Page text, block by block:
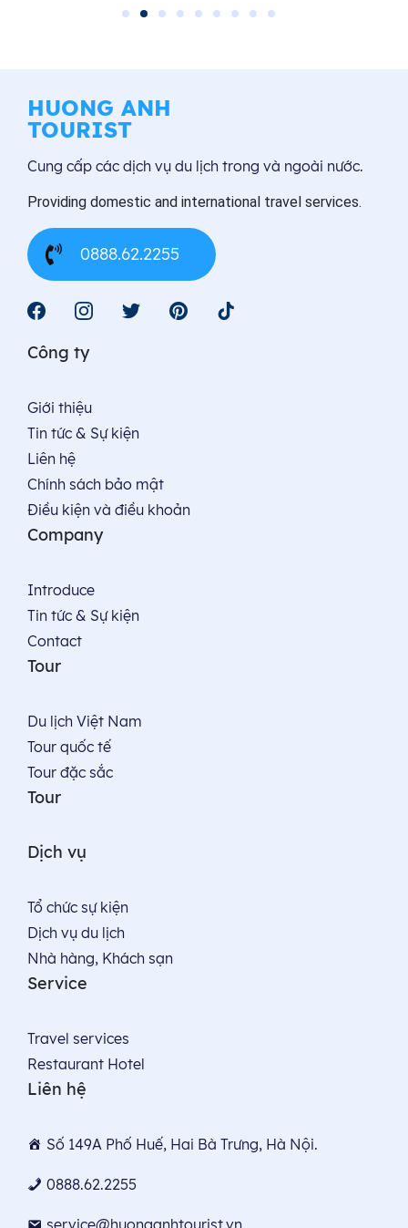
HUONG ANH
TOURIST
Cung cấp các dịch vụ du lịch trong và ngoài nước.
Providing domestic and international travel services.
0888.62.2255
Công ty
Giới thiệu
Tin tức & Sự kiện
Liên hệ
Chính sách bảo mật
Điều kiện và điều khoản
Company
Introduce
Tin tức & Sự kiện
Contact
Tour
Du lịch Việt Nam
Tour quốc tế
Tour đặc sắc
Tour
Dịch vụ
Tổ chức sự kiện
Dịch vụ du lịch
Nhà hàng, Khách sạn
Service
Travel services
Restaurant Hotel
Liên hệ
Số 149A Phố Huế, Hai Bà Trưng, Hà Nội.
0888.62.2255
service@huonganhtourist.vn